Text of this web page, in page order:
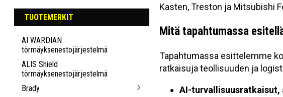
TUOTEMERKIT
AI WARDIAN
törmäyksenestojärjestelmä
ALIS Shield
törmäyksenestojärjestelmä
Brady
Kasten, Treston ja Mitsubishi
Mitä tapahtumassa
Tapahtumassa esittelemme
ratkaisuja teollisuuden ja
AI-turvallisuusratkaisut,